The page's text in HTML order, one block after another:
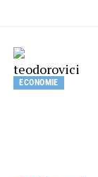
ECONOMIE